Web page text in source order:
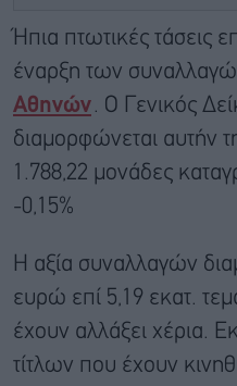
Ήπια πτωτικές τάσεις
έναρξη των
Αθηνών . Ο Γενικός
διαμορφώνεται αυτήν
1.788,22 μονάδες
-0,15%
Η αξία συναλλαγών
ευρώ επί 5,19 εκατ.
έχουν αλλάξει χέρια.
τίτλων που έχουν